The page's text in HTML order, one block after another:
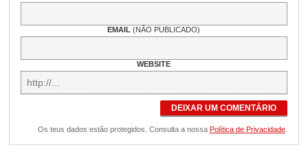
EMAIL(NÃO PUBLICADO)
WEBSITE
DEIXAR UM COMENTÁRIO
Os teus dados estão protegidos. Consulta a nossa Política de Privacidade.